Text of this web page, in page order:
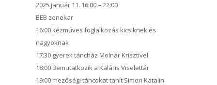
2025.január 11. 16:00 – 22:00
BEB zenekar
16:00 kézműves foglalkozás kicsiknek és
nagyoknak
17:30 gyerek táncház Molnár Krisztivel
18:00 Bemutatkozik a Kaláris Viselettár
19:00 mezőségi táncokat tanít Simon Katalin